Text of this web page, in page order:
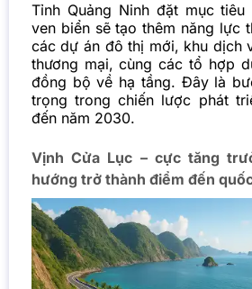
Tỉnh Quảng Ninh đặt mục
ven biển sẽ tạo thêm năng lực
các dự án đô thị mới, khu dịch
thương mại, cùng các tổ hợp
đồng bộ về hạ tầng. Đây là
trọng trong chiến lược phát
đến năm 2030.
Vịnh Cửa Lục – cực tăng
hướng trở thành điểm đến